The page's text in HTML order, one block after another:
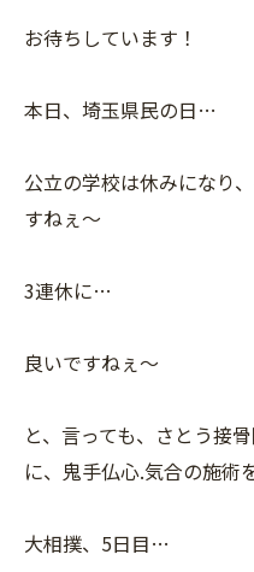
お待ちしています！
本日、埼玉県民の日…
公立の学校は休みになり
すねぇ〜
3連休に…
良いですねぇ〜
と、言っても、さとう接
に、鬼手仏心.気合の施術
大相撲、5日目…